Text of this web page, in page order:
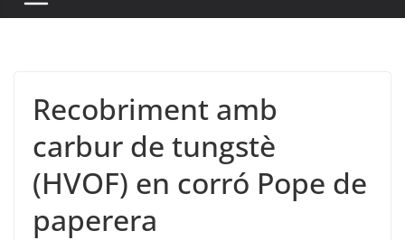
Recobriment amb
carbur de tungstè
(HVOF) en corró Pope de
paperera